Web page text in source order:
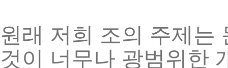
원래 저희 조의 주제는
것이
너무나 광범위한